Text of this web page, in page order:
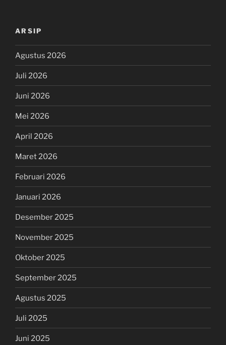
ARSIP
Agustus 2026
Juli 2026
Juni 2026
Mei 2026
April 2026
Maret 2026
Februari 2026
Januari 2026
Desember 2025
November 2025
Oktober 2025
September 2025
Agustus 2025
Juli 2025
Juni 2025